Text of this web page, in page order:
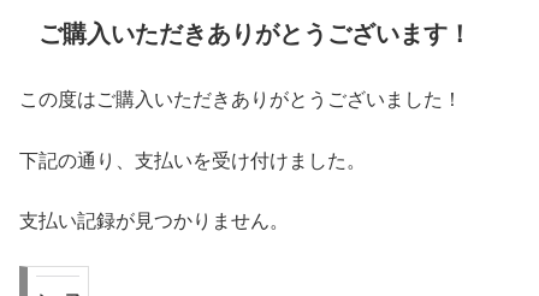
ご購入いただきありがとうございます！
この度はご購入いただきありがとうございました！
下記の通り、支払いを受け付けました。
支払い記録が見つかりません。